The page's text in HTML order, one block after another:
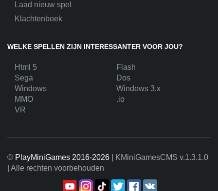
Laad nieuw spel
Klachtenboek
WELKE SPELLEN ZIJN INTERESSANTER VOOR JOU?
Html 5
Flash
Sega
Dos
Windows
Windows 3.x
MMO
.io
VR
© PlayMiniGames 2016-2026 | KMiniGamesCMS v.1.3.1.0
| Alle rechten voorbehouden